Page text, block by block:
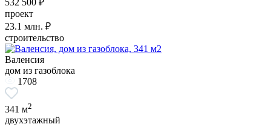
532 500 ₽
проект
23.1 млн. ₽
строительство
Валенсия
дом из газоблока
1708
341 м2
двухэтажный